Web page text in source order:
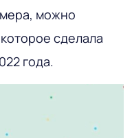
можно
сделала
года.